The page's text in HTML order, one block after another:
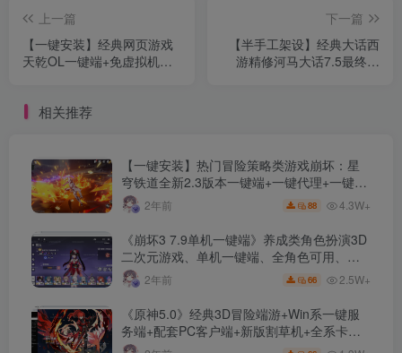
上一篇
【一键安装】经典网页游戏
天乾OL一键端+免虚拟机电
下一篇
【半手工架设】经典大话西
游精修河马大话7.5最终版
相关推荐
【一键安装】热门冒险策略类游戏崩坏：星
穹铁道全新2.3版本一键端+一键代理+一键启
动+免虚拟机
2年前 88 4.3W+
《崩坏3 7.9单机一键端》养成类角色扮演3D
二次元游戏、单机一键端、全角色可用、无
限资源、附带保姆级安装教程
2年前 66 2.5W+
《原神5.0》经典3D冒险端游+Win系一键服
务端+配套PC客户端+新版割草机+全系卡池
文件